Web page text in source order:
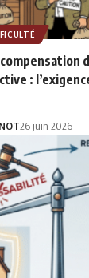
:
26 juin 2026